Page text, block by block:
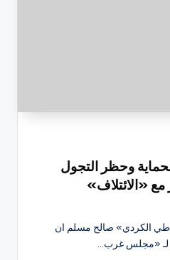
وحظر التجول
«الائتلاف»
الكردي» صالح مسلم ان
لـ «مجلس غرب…